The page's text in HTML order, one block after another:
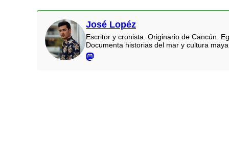
José Lopéz
Escritor y cronista. Originario de Cancún.
Documenta historias del mar y cultura